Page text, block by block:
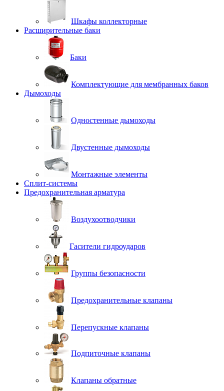
Шкафы коллекторные
Расширительные баки
Баки
Комплектующие для мембранных баков
Дымоходы
Одностенные дымоходы
Двустенные дымоходы
Монтажные элементы
Сплит-системы
Предохранительная арматура
Воздухоотводчики
Гасители гидроударов
Группы безопасности
Предохранительные клапаны
Перепускные клапаны
Подпиточные клапаны
Клапаны обратные